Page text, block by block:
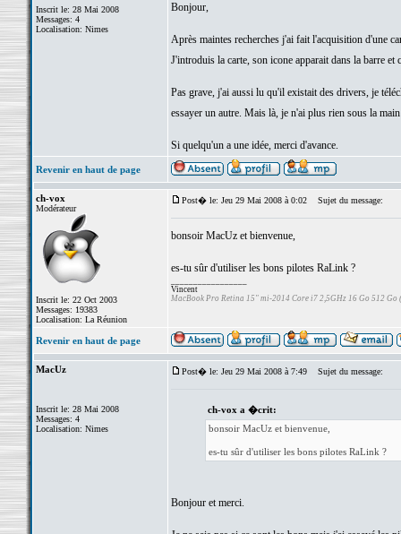
Inscrit le: 28 Mai 2008
Messages: 4
Localisation: Nimes
Bonjour,
Après maintes recherches j'ai fait l'acquisition d'une
J'introduis la carte, son icone apparait dans la barre
Pas grave, j'ai aussi lu qu'il existait des drivers, je
essayer un autre. Mais là, je n'ai plus rien sous la
Si quelqu'un a une idée, merci d'avance.
Revenir en haut de page
ch-vox
Modérateur
Inscrit le: 22 Oct 2003
Messages: 19383
Localisation: La Réunion
Post� le: Jeu 29 Mai 2008 à 0:02 Sujet du message:
bonsoir MacUz et bienvenue,
es-tu sûr d'utiliser les bons pilotes RaLink ?
Vincent
MacBook Pro Retina 15" mi-2014 Core i7 2,5GHz 16 Go 512 Go
Revenir en haut de page
MacUz
Inscrit le: 28 Mai 2008
Messages: 4
Localisation: Nimes
Post� le: Jeu 29 Mai 2008 à 7:49 Sujet du message:
ch-vox a �crit:
bonsoir MacUz et bienvenue,
es-tu sûr d'utiliser les bons pilotes RaLink ?
Bonjour et merci.